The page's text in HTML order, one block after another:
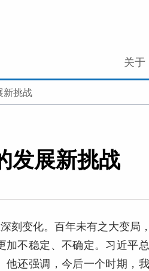
关于
新挑战
发展新挑战
刻变化。百年未有之大变局
不稳定、不确定。习近平
还强调，今后一个时期，